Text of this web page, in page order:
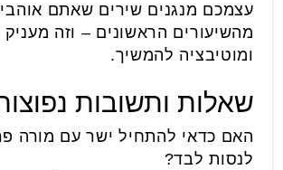
עצמכם מנגנים שירים שאתם
מהשיעורים הראשונים – וזה מעניק
ומוטיבציה להמשיך.
שאלות ותשובות
האם כדאי להתחיל ישר עם מורה
לנסות לבד?